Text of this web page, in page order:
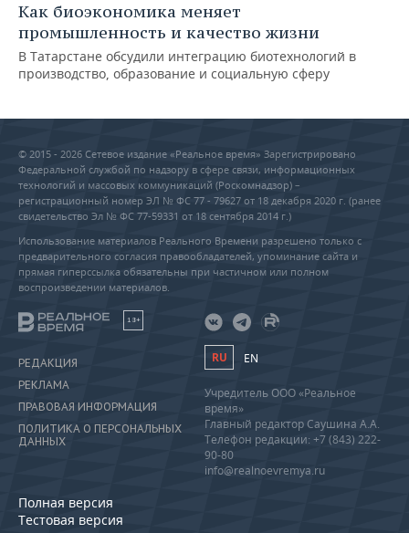
Как биоэкономика меняет
промышленность и качество жизни
В Татарстане обсудили интеграцию биотехнологий в
производство, образование и социальную сферу
© 2015 - 2026 Сетевое издание «Реальное время» Зарегистрировано
Федеральной службой по надзору в сфере связи, информационных
технологий и массовых коммуникаций (Роскомнадзор) –
регистрационный номер ЭЛ № ФС 77 - 79627 от 18 декабря 2020 г. (ранее
свидетельство Эл № ФС 77-59331 от 18 сентября 2014 г.)
Использование материалов Реального Времени разрешено только с
предварительного согласия правообладателей, упоминание сайта и
прямая гиперссылка обязательны при частичном или полном
воспроизведении материалов.
18+
РЕДАКЦИЯ
РЕКЛАМА
ПРАВОВАЯ ИНФОРМАЦИЯ
ПОЛИТИКА О ПЕРСОНАЛЬНЫХ
ДАННЫХ
Полная версия
Тестовая версия
RU EN
Учредитель ООО «Реальное
время»
Главный редактор Саушина А.А.
Телефон редакции: +7 (843) 222-
90-80
info@realnoevremya.ru